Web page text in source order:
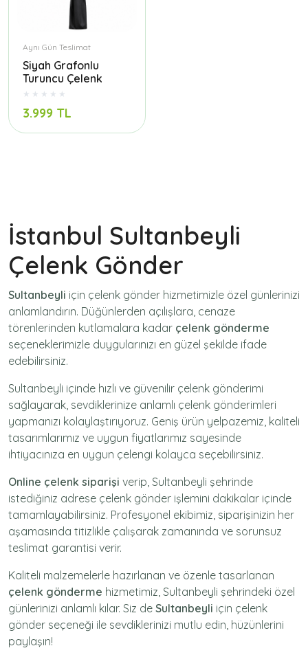
Aynı Gün Teslimat
Siyah Grafonlu
Turuncu Çelenk
3.999 TL
İstanbul Sultanbeyli
Çelenk Gönder
Sultanbeyli için çelenk gönder hizmetimizle özel günlerinizi
anlamlandırın. Düğünlerden açılışlara, cenaze
törenlerinden kutlamalara kadar çelenk gönderme
seçeneklerimizle duygularınızı en güzel şekilde ifade
edebilirsiniz.
Sultanbeyli içinde hızlı ve güvenilir çelenk gönderimi
sağlayarak, sevdiklerinize anlamlı çelenk gönderimleri
yapmanızı kolaylaştırıyoruz. Geniş ürün yelpazemiz, kaliteli
tasarımlarımız ve uygun fiyatlarımız sayesinde
ihtiyacınıza en uygun çelengi kolayca seçebilirsiniz.
Online çelenk siparişi verip, Sultanbeyli şehrinde
istediğiniz adrese çelenk gönder işlemini dakikalar içinde
tamamlayabilirsiniz. Profesyonel ekibimiz, siparişinizin her
aşamasında titizlikle çalışarak zamanında ve sorunsuz
teslimat garantisi verir.
Kaliteli malzemelerle hazırlanan ve özenle tasarlanan
çelenk gönderme hizmetimiz, Sultanbeyli şehrindeki özel
günlerinizi anlamlı kılar. Siz de Sultanbeyli için çelenk
gönder seçeneği ile sevdiklerinizi mutlu edin, hüzünlerini
paylaşın!